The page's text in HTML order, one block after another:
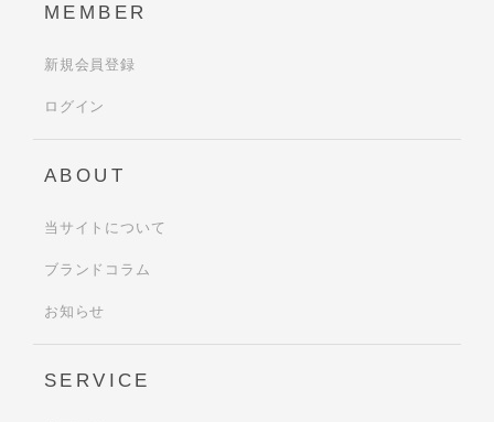
MEMBER
新規会員登録
ログイン
ABOUT
当サイトについて
ブランドコラム
お知らせ
SERVICE